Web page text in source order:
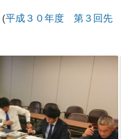
(平成３０年度 第３回先